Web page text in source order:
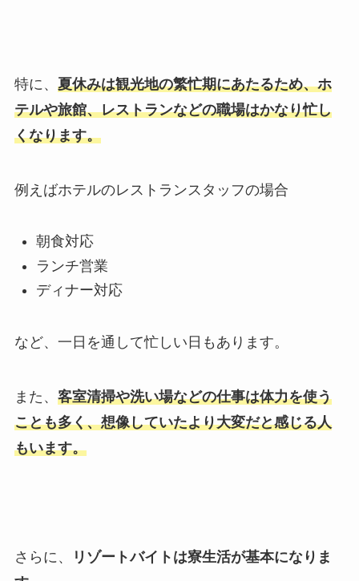
特に、 夏休みは観光地の繁忙期にあたるため、ホ
テルや旅館、レストランなどの職場はかなり忙し
くなります。
例えばホテルのレストランスタッフの場合
朝食対応
ランチ営業
ディナー対応
など、一日を通して忙しい日もあります。
また、 客室清掃や洗い場などの仕事は体力を使う
ことも多く、想像していたより大変だと感じる人
もいます。
さらに、
リゾートバイトは寮生活が基本になりま